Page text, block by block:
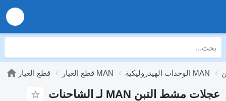
قطع الغيار قطع الغيار MAN الوحدات الهيدروليكية MAN
عجلات مشط التبن MAN لـ الشاحنات